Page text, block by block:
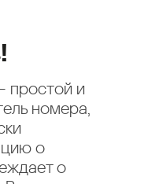
простой и
номера,
о
о